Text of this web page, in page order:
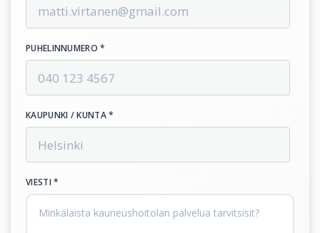
PUHELINNUMERO *
KAUPUNKI / KUNTA *
VIESTI *